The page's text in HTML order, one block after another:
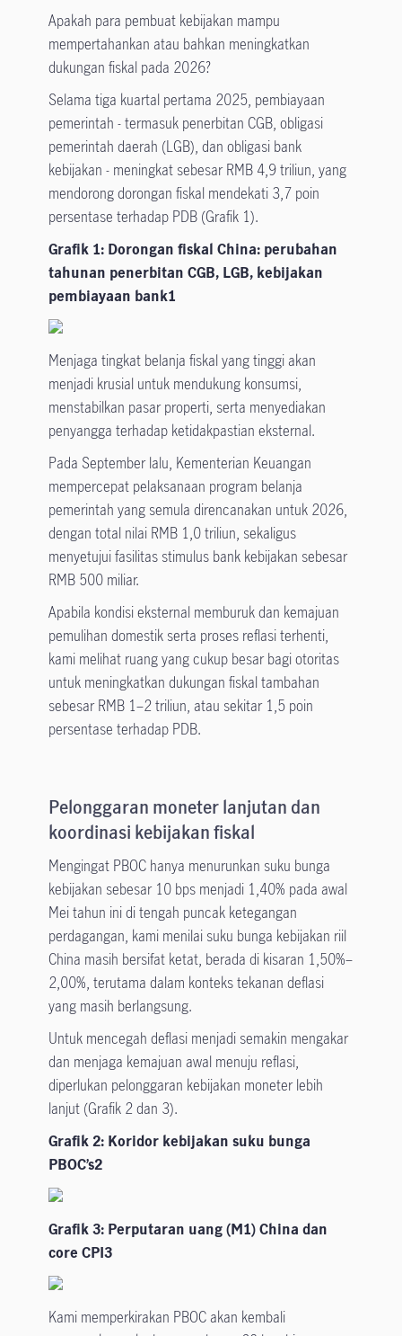
Apakah para pembuat kebijakan mampu
mempertahankan atau bahkan meningkatkan
dukungan fiskal pada 2026?
Selama tiga kuartal pertama 2025, pembiayaan
pemerintah - termasuk penerbitan CGB, obligasi
pemerintah daerah (LGB), dan obligasi bank
kebijakan - meningkat sebesar RMB 4,9 triliun, yang
mendorong dorongan fiskal mendekati 3,7 poin
persentase terhadap PDB (Grafik 1).
Grafik 1: Dorongan fiskal China: perubahan
tahunan penerbitan CGB, LGB, kebijakan
pembiayaan bank1
Menjaga tingkat belanja fiskal yang tinggi akan
menjadi krusial untuk mendukung konsumsi,
menstabilkan pasar properti, serta menyediakan
penyangga terhadap ketidakpastian eksternal.
Pada September lalu, Kementerian Keuangan
mempercepat pelaksanaan program belanja
pemerintah yang semula direncanakan untuk 2026,
dengan total nilai RMB 1,0 triliun, sekaligus
menyetujui fasilitas stimulus bank kebijakan sebesar
RMB 500 miliar.
Apabila kondisi eksternal memburuk dan kemajuan
pemulihan domestik serta proses reflasi terhenti,
kami melihat ruang yang cukup besar bagi otoritas
untuk meningkatkan dukungan fiskal tambahan
sebesar RMB 1–2 triliun, atau sekitar 1,5 poin
persentase terhadap PDB.
Pelonggaran moneter lanjutan dan
koordinasi kebijakan fiskal
Mengingat PBOC hanya menurunkan suku bunga
kebijakan sebesar 10 bps menjadi 1,40% pada awal
Mei tahun ini di tengah puncak ketegangan
perdagangan, kami menilai suku bunga kebijakan riil
China masih bersifat ketat, berada di kisaran 1,50%–
2,00%, terutama dalam konteks tekanan deflasi
yang masih berlangsung.
Untuk mencegah deflasi menjadi semakin mengakar
dan menjaga kemajuan awal menuju reflasi,
diperlukan pelonggaran kebijakan moneter lebih
lanjut (Grafik 2 dan 3).
Grafik 2: Koridor kebijakan suku bunga
PBOC’s2
Grafik 3: Perputaran uang (M1) China dan
core CPI3
Kami memperkirakan PBOC akan kembali